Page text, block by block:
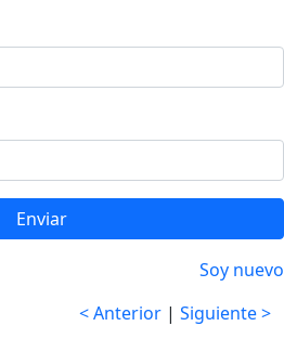
Enviar
Soy nuevo
< Anterior | Siguiente >